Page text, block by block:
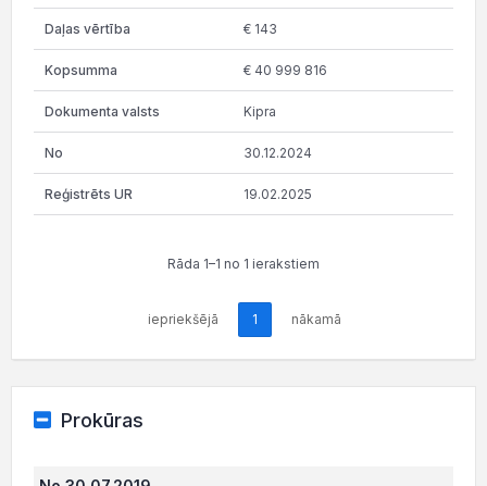
€ 143
€ 40 999 816
Kipra
30.12.2024
19.02.2025
Rāda 1–1 no 1 ierakstiem
iepriekšējā 1 nākamā
Prokūras